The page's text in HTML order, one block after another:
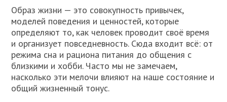
Образ жизни — это совокупность привычек,
моделей поведения и ценностей, которые
определяют то, как человек проводит своё время
и организует повседневность. Сюда входит всё: от
режима сна и рациона питания до общения с
близкими и хобби. Часто мы не замечаем,
насколько эти мелочи влияют на наше состояние и
общий жизненный тонус.